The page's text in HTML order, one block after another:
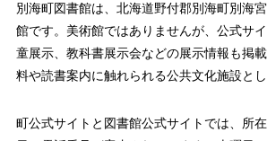
別海町図書館は、北海道野付郡別海町別海
館です。美術館ではありませんが、公式サ
童展示、教科書展示会などの展示情報も掲
料や読書案内に触れられる公共文化施設とし
町公式サイトと図書館公式サイトでは、所